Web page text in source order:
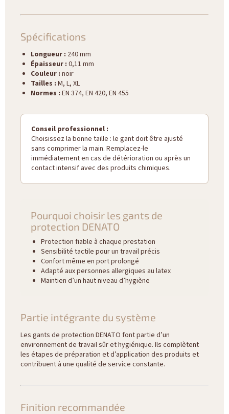
Spécifications
Longueur : 240 mm
Épaisseur : 0,11 mm
Couleur : noir
Tailles : M, L, XL
Normes : EN 374, EN 420, EN 455
Conseil professionnel :
Choisissez la bonne taille : le gant doit être ajusté
sans comprimer la main. Remplacez-le
immédiatement en cas de détérioration ou après un
contact intensif avec des produits chimiques.
Pourquoi choisir les gants de
protection DENATO
Protection fiable à chaque prestation
Sensibilité tactile pour un travail précis
Confort même en port prolongé
Adapté aux personnes allergiques au latex
Maintien d’un haut niveau d’hygiène
Partie intégrante du système
Les gants de protection DENATO font partie d’un
environnement de travail sûr et hygiénique. Ils complètent
les étapes de préparation et d’application des produits et
contribuent à une qualité de service constante.
Finition recommandée